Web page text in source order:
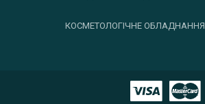
КОСМЕТОЛОГІЧНЕ ОБЛАДНАННЯ